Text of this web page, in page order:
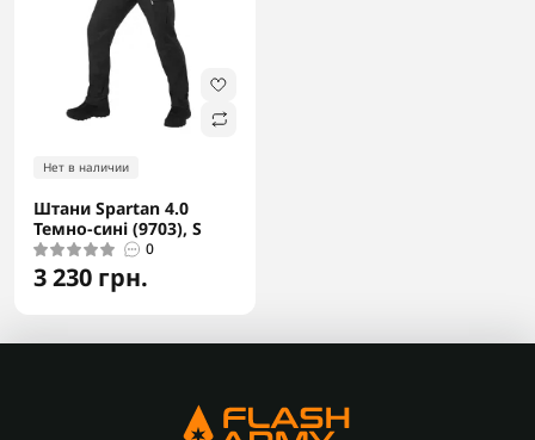
Нет в наличии
Штани Spartan 4.0
Темно-сині (9703), S
0
3 230 грн.